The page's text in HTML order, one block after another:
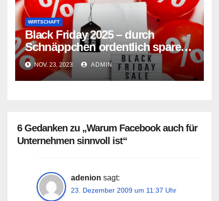
WIRTSCHAFT
Black Friday 2025 – durch
Schnäppchen ordentlich sparen
oder nur gutes Marketing?
NOV. 23, 2023 ADMIN
6 Gedanken zu „Warum Facebook auch für
Unternehmen sinnvoll ist“
adenion sagt:
23. Dezember 2009 um 11:37 Uhr